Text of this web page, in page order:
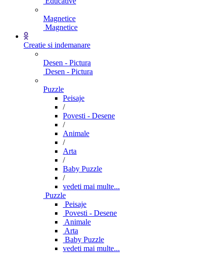
Magnetice
Magnetice
Creatie si indemanare
Desen - Pictura
Desen - Pictura
Puzzle
Peisaje
/
Povesti - Desene
/
Animale
/
Arta
/
Baby Puzzle
/
vedeti mai multe...
Puzzle
Peisaje
Povesti - Desene
Animale
Arta
Baby Puzzle
vedeti mai multe...